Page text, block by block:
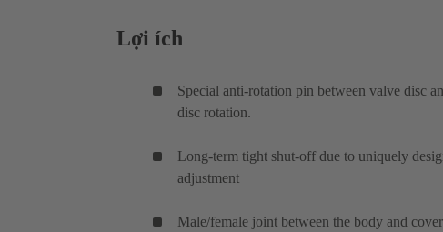
Lợi ích
Special anti-rotation pin between valve disc
disc rotation.
Long-term tight shut-off due to uniquely
adjustment
Male/female joint between the body and